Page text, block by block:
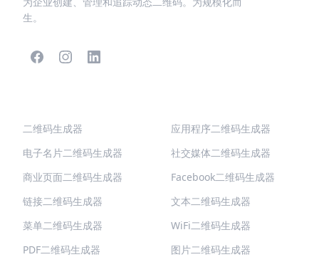
生。
二维码生成器
电子名片二维码生成器
商业页面二维码生成器
链接二维码生成器
菜单二维码生成器
PDF二维码生成器
应用程序二维码生成器
社交媒体二维码生成器
Facebook二维码生成器
文本二维码生成器
WiFi二维码生成器
图片二维码生成器